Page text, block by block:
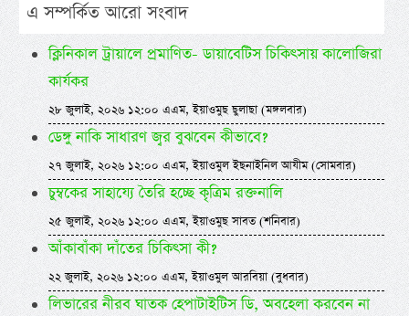
এ সম্পর্কিত আরো সংবাদ
ক্লিনিকাল ট্রায়ালে প্রমাণিত- ডায়াবেটিস চিকিৎসায় কালোজিরা
কার্যকর
২৮ জুলাই, ২০২৬ ১২:০০ এএম, ইয়াওমুছ ছুলাছা (মঙ্গলবার)
ডেঙ্গু নাকি সাধারণ জ্বর বুঝবেন কীভাবে?
২৭ জুলাই, ২০২৬ ১২:০০ এএম, ইয়াওমুল ইছনাইনিল আযীম (সোমবার)
চুম্বকের সাহায্যে তৈরি হচ্ছে কৃত্রিম রক্তনালি
২৫ জুলাই, ২০২৬ ১২:০০ এএম, ইয়াওমুছ সাবত (শনিবার)
আঁকাবাঁকা দাঁতের চিকিৎসা কী?
২২ জুলাই, ২০২৬ ১২:০০ এএম, ইয়াওমুল আরবিয়া (বুধবার)
লিভারের নীরব ঘাতক হেপাটাইটিস ডি, অবহেলা করবেন না